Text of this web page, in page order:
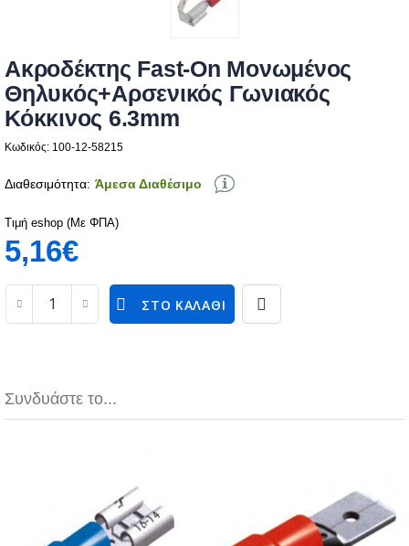
Ακροδέκτης Fast-On Μονωμένος
Θηλυκός+Αρσενικός Γωνιακός
Κόκκινος 6.3mm
Κωδικός: 100-12-58215
Διαθεσιμότητα: Άμεσα Διαθέσιμο
Τιμή eshop (Με ΦΠΑ)
5,16€
ΣΤΟ ΚΑΛΆΘΙ
Συνδυάστε το...